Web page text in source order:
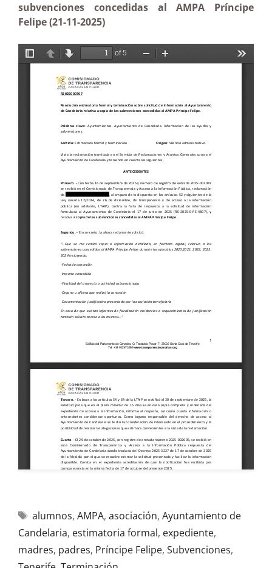
subvenciones concedidas al AMPA Príncipe
Felipe (21-11-2025)
alumnos, AMPA, asociación, Ayuntamiento de
Candelaria, estimatoria formal, expediente,
madres, padres, Príncipe Felipe, Subvenciones,